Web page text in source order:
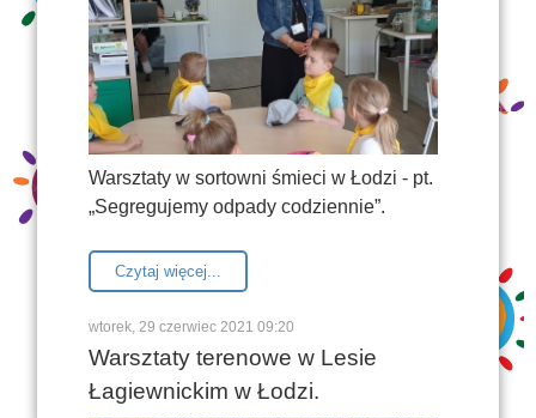
Warsztaty w sortowni śmieci w Łodzi - pt.
„Segregujemy odpady codziennie”.
Czytaj więcej...
wtorek, 29 czerwiec 2021 09:20
Warsztaty terenowe w Lesie
Łagiewnickim w Łodzi.